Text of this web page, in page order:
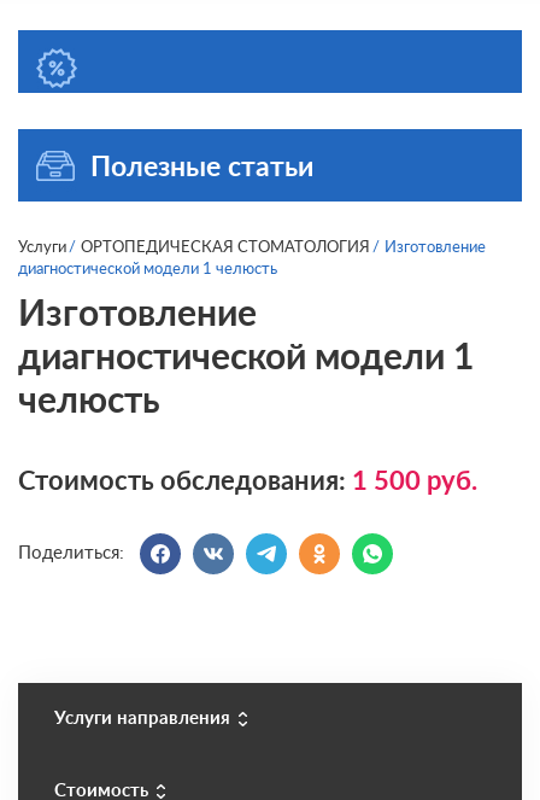
Полезные статьи
Услуги ОРТОПЕДИЧЕСКАЯ СТОМАТОЛОГИЯ
Изготовление
диагностической модели 1 челюсть
Изготовление
диагностической модели 1
челюсть
Стоимость обследования: 1 500 руб.
Поделиться:
Услуги направления
Стоимость